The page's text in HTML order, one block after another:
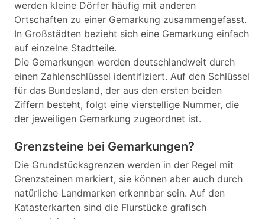
werden kleine Dörfer häufig mit anderen
Ortschaften zu einer Gemarkung zusammengefasst.
In Großstädten bezieht sich eine Gemarkung einfach
auf einzelne Stadtteile.
Die Gemarkungen werden deutschlandweit durch
einen Zahlenschlüssel identifiziert. Auf den Schlüssel
für das Bundesland, der aus den ersten beiden
Ziffern besteht, folgt eine vierstellige Nummer, die
der jeweiligen Gemarkung zugeordnet ist.
Grenzsteine bei Gemarkungen?
Die Grundstücksgrenzen werden in der Regel mit
Grenzsteinen markiert, sie können aber auch durch
natürliche Landmarken erkennbar sein. Auf den
Katasterkarten sind die Flurstücke grafisch